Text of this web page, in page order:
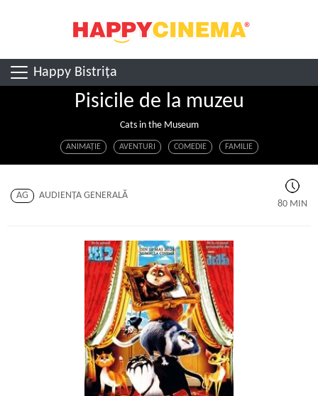
Happy Bistrița
Pisicile de la muzeu
Cats in the Museum
ANIMAŢIE AVENTURI COMEDIE FAMILIE
AG
AUDIENŢA GENERALĂ
80 MIN